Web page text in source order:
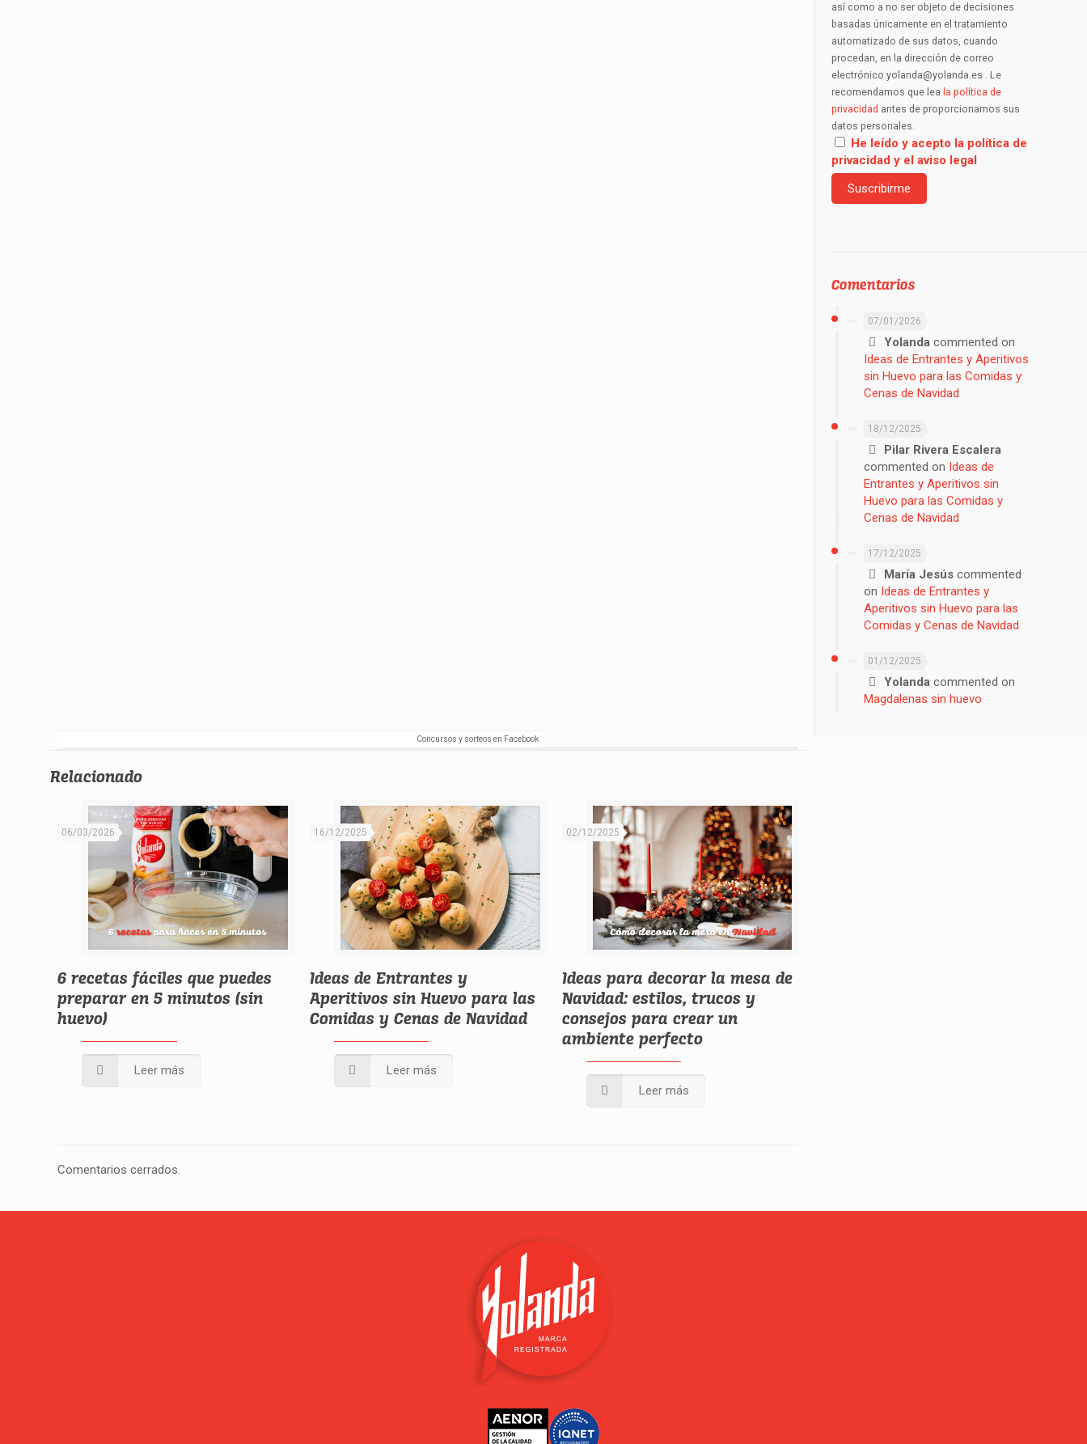
Concursos y sorteos en Facebook
Relacionado
06/03/2026
6 recetas fáciles que puedes
preparar en 5 minutos (sin
huevo)
Leer más
16/12/2025
Ideas de Entrantes y
Aperitivos sin Huevo para las
Comidas y Cenas de Navidad
Leer más
02/12/2025
Ideas para decorar la mesa de
Navidad: estilos, trucos y
consejos para crear un
ambiente perfecto
Leer más
Comentarios cerrados.
así como a no ser objeto de decisiones
basadas únicamente en el tratamiento
automatizado de sus datos, cuando
procedan, en la dirección de correo
electrónico yolanda@yolanda.es . Le
recomendamos que lea la política de
privacidad antes de proporcionarnos sus
datos personales.
He leído y acepto la política de
privacidad y el aviso legal
Comentarios
07/01/2026
Yolandacommented on
Ideas de Entrantes y Aperitivos
sin Huevo para las Comidas y
Cenas de Navidad
18/12/2025
Pilar Rivera Escalera
commented on Ideas de
Entrantes y Aperitivos sin
Huevo para las Comidas y
Cenas de Navidad
17/12/2025
María Jesúscommented
on Ideas de Entrantes y
Aperitivos sin Huevo para las
Comidas y Cenas de Navidad
01/12/2025
Yolandacommented on
Magdalenas sin huevo